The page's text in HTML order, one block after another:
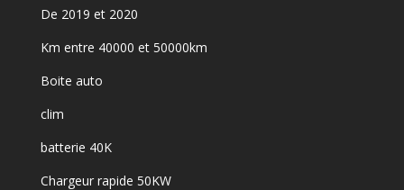
De 2019 et 2020
Km entre 40000 et 50000km
Boite auto
clim
batterie 40K
Chargeur rapide 50KW